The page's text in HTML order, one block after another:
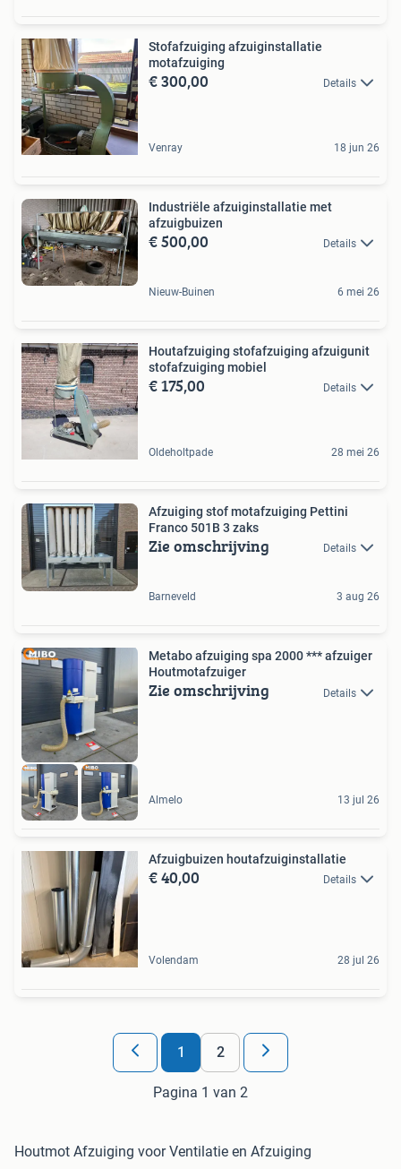
Stofafzuiging afzuiginstallatie
motafzuiging
€ 300,00 Details
Venray 18 jun 26
Industriële afzuiginstallatie met
afzuigbuizen
€ 500,00 Details
Nieuw-Buinen 6 mei 26
Houtafzuiging stofafzuiging afzuigunit
stofafzuiging mobiel
€ 175,00 Details
Oldeholtpade 28 mei 26
Afzuiging stof motafzuiging Pettini
Franco 501B 3 zaks
Zie omschrijving Details
Barneveld 3 aug 26
Metabo afzuiging spa 2000 *** afzuiger
Houtmotafzuiger
Zie omschrijving Details
Almelo 13 jul 26
Afzuigbuizen houtafzuiginstallatie
€ 40,00 Details
Volendam 28 jul 26
1 2
Pagina 1 van 2
Houtmot Afzuiging voor Ventilatie en Afzuiging